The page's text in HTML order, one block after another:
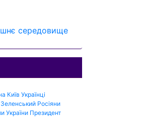
середовище
Київ Українці
Росіяни
України Президент